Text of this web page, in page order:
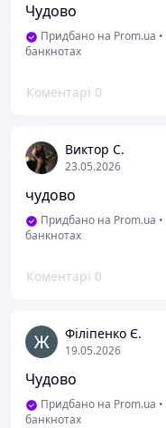
Чудово
Придбано на Prom.ua •
банкнотах
Коментарі 0
Виктор С.
23.05.2026
чудово
Придбано на Prom.ua •
банкнотах
Коментарі 0
Філіпенко Є.
19.05.2026
Чудово
Придбано на Prom.ua •
банкнотах